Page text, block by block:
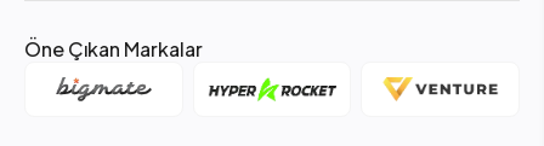
Öne Çıkan Markalar